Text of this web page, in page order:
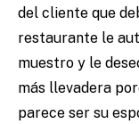
del cliente que
restaurante le
muestro y le
más llevadera
parece ser su